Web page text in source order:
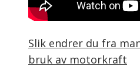
Slik endrer du fra
bruk av motorkraft